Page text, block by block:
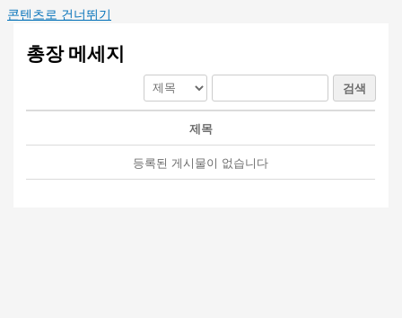
콘텐츠로 건너뛰기
총장 메세지
검색
제목
등록된 게시물이 없습니다